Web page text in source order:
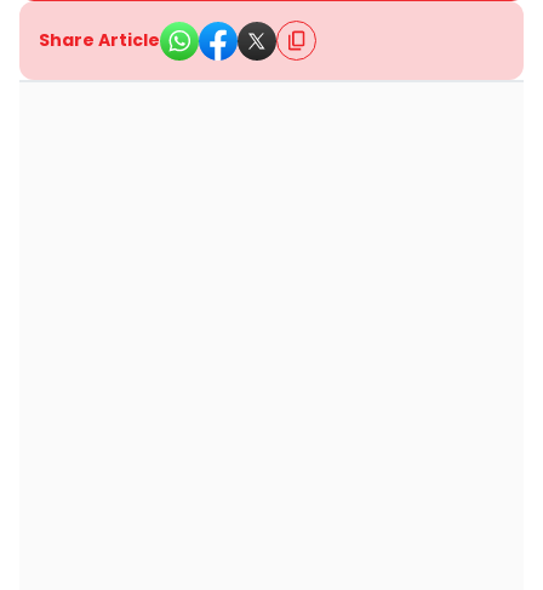
Share Article